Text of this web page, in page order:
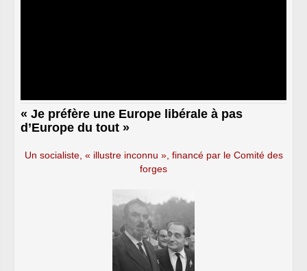
« Je préfère une Europe libérale à pas
d’Europe du tout »
Un socialiste, « illustre inconnu », financé par le Comité des
forges